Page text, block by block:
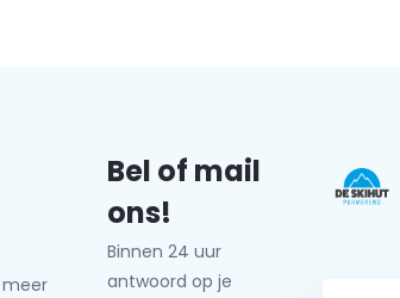
meer
Bel of mail
ons!
Binnen 24 uur
antwoord op je